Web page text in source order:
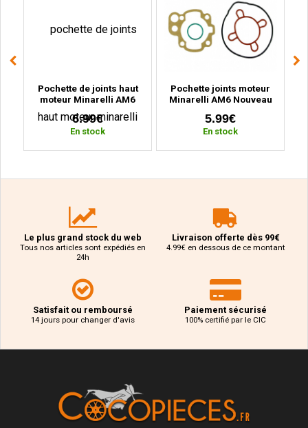
Pochette de joints haut
moteur Minarelli AM6
11pcs à partir de 1995
6.99€
En stock
Pochette joints moteur
Minarelli AM6 Nouveau
5.99€
En stock
Le plus grand stock du web
Tous nos articles sont expédiés en
24h
Livraison offerte dès 99€
4.99€ en dessous de ce montant
Satisfait ou remboursé
14 jours pour changer d'avis
Paiement sécurisé
100% certifié par le CIC